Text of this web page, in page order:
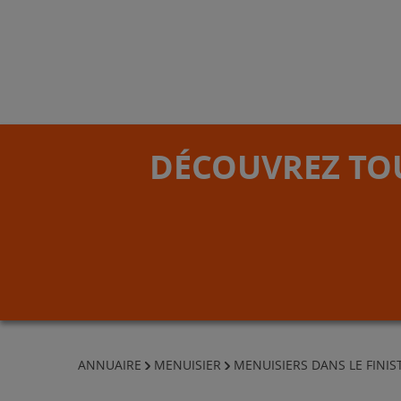
DÉCOUVREZ
ANNUAIRE MENUISIER MENUISIERS DANS LE